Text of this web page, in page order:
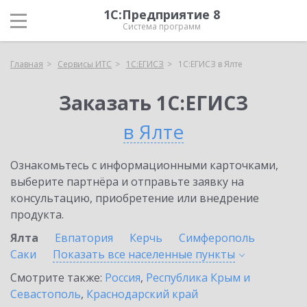
1С:Предприятие 8
Система программ
Главная Сервисы ИТС 1С:ЕГИСЗ 1С:ЕГИСЗ в Ялте
Заказать 1С:ЕГИСЗ
в Ялте
Ознакомьтесь с информационными карточками,
выберите партнёра и отправьте заявку на
консультацию, приобретение или внедрение
продукта.
Ялта
Евпатория Керчь
Симферополь
Саки
Показать все населенные пункты
Смотрите также: Россия, Республика Крым и
Севастополь, Краснодарский край